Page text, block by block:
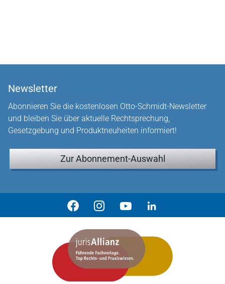
Newsletter
Abonnieren Sie die kostenlosen Otto-Schmidt-Newsletter
und bleiben Sie über aktuelle Rechtsprechung,
Gesetzgebung und Produktneuheiten informiert!
Zur Abonnement-Auswahl